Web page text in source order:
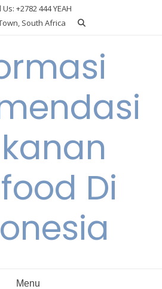
Us: +2782 444 YEAH
South Africa
Di
Menu